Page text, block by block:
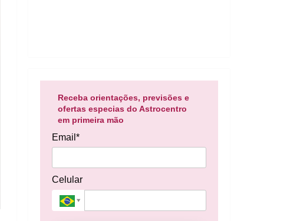
Receba orientações, previsões e
ofertas especias do Astrocentro
em primeira mão
Email*
Celular